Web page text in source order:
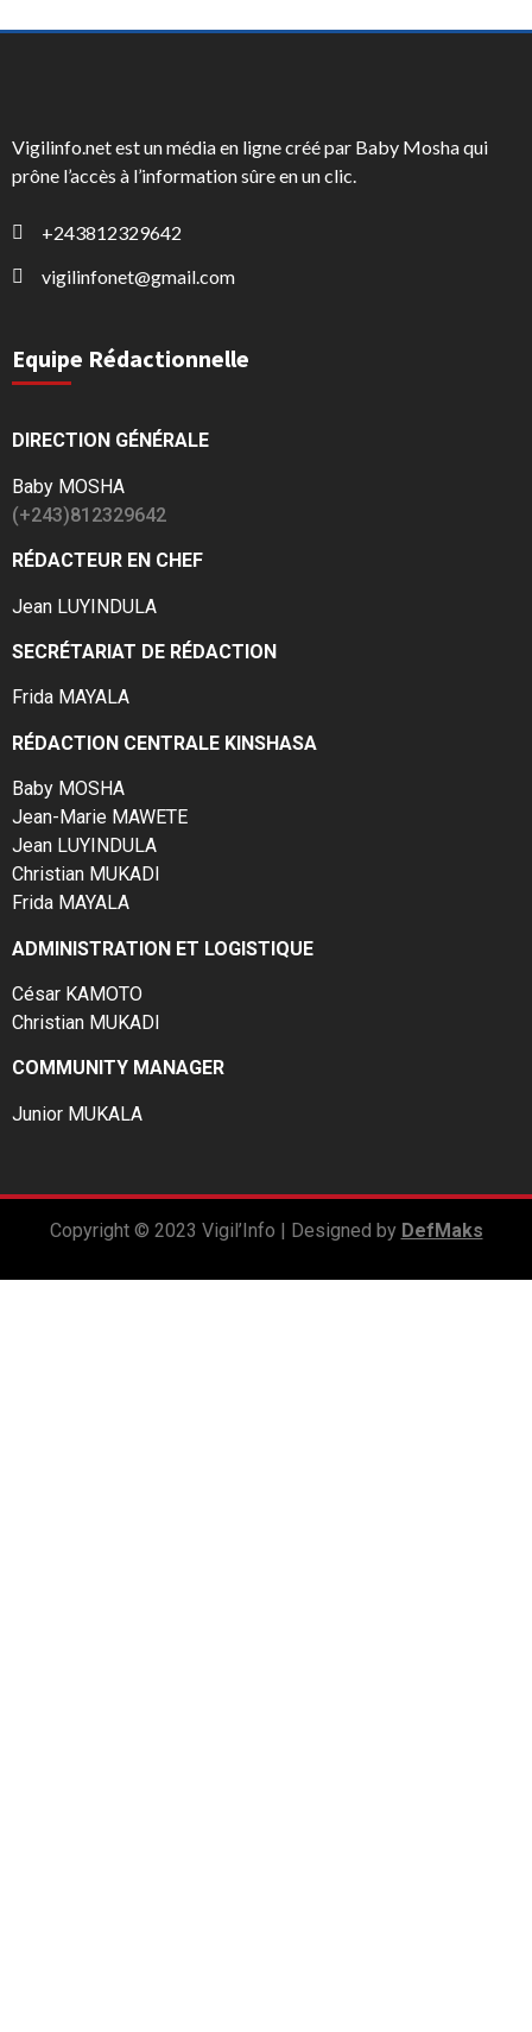
Vigilinfo.net est un média en ligne créé par Baby Mosha qui
prône l’accès à l’information sûre en un clic.
+243812329642
vigilinfonet@gmail.com
Equipe Rédactionnelle
DIRECTION GÉNÉRALE
Baby MOSHA
(+243)812329642
RÉDACTEUR EN CHEF
Jean LUYINDULA
SECRÉTARIAT DE RÉDACTION
Frida MAYALA
RÉDACTION CENTRALE KINSHASA
Baby MOSHA
Jean-Marie MAWETE
Jean LUYINDULA
Christian MUKADI
Frida MAYALA
ADMINISTRATION ET LOGISTIQUE
César KAMOTO
Christian MUKADI
COMMUNITY MANAGER
Junior MUKALA
Copyright © 2023 Vigil’Info | Designed by DefMaks